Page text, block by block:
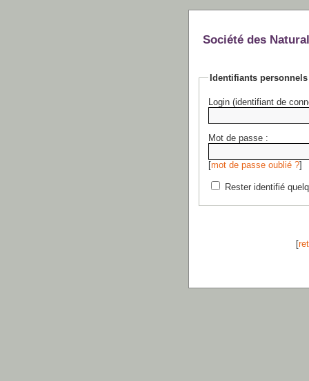
Société des
Identifiants personnels
Login (identifiant de
Mot de passe :
[mot de passe oublié ?]
Rester identifié
[